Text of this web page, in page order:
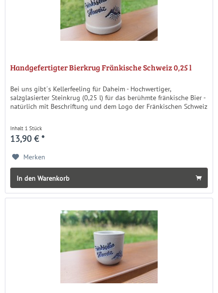
Handgefertigter Bierkrug Fränkische Schweiz 0,25 l
Bei uns gibt´s Kellerfeeling für Daheim - Hochwertiger,
salzglasierter Steinkrug (0,25 l) für das berühmte fränkische Bier -
natürlich mit Beschriftung und dem Logo der Fränkischen Schweiz
Inhalt 1 Stück
13,90 € *
Merken
In den Warenkorb